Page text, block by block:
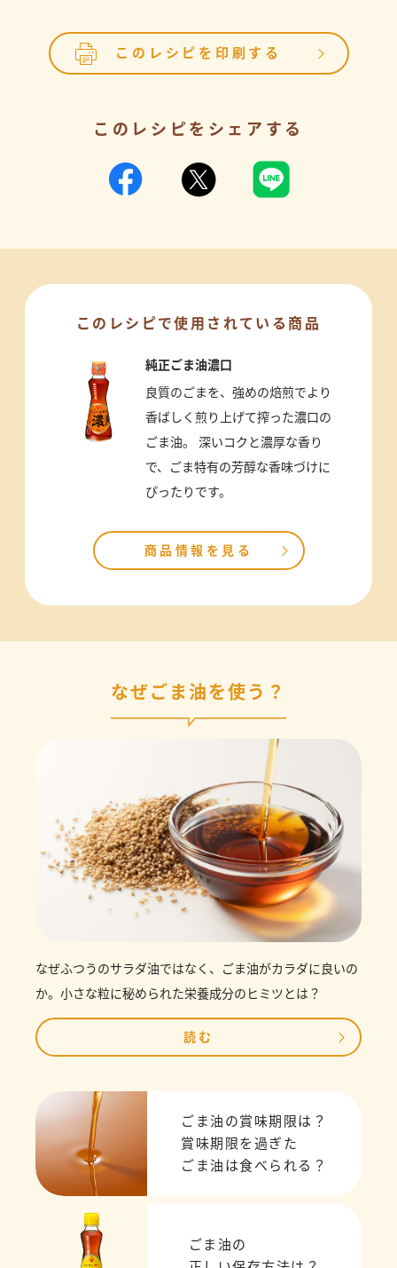
このレシピを印刷する
このレシピをシェアする
このレシピで使用されている商品
純正ごま油濃口
良質のごまを、強めの焙煎でより
香ばしく煎り上げて搾った濃口の
ごま油。 深いコクと濃厚な香り
で、ごま特有の芳醇な香味づけに
ぴったりです。
商品情報を見る
なぜごま油を使う？
なぜふつうのサラダ油ではなく、ごま油がカラダに良いの
か。小さな粒に秘められた栄養成分のヒミツとは？
読む
ごま油の賞味期限は？
賞味期限を過ぎた
ごま油は食べられる？
ごま油の